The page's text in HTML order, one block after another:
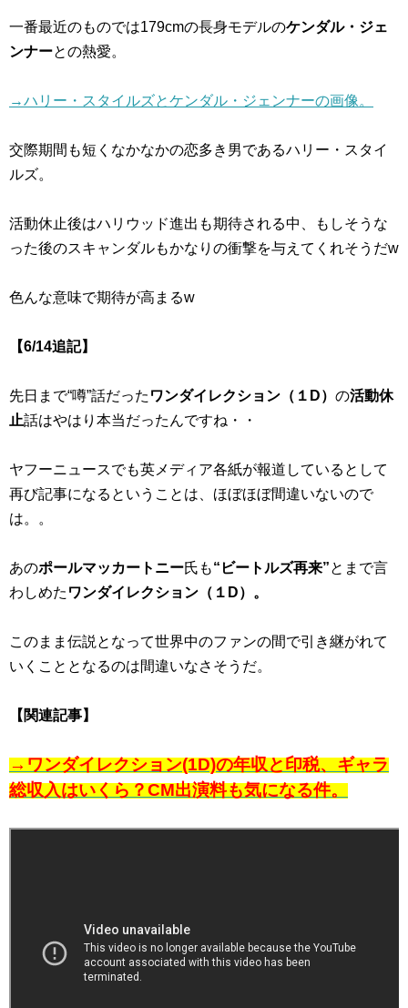
一番最近のものでは179cmの長身モデルのケンダル・ジェ
ンナーとの熱愛。
→ハリー・スタイルズとケンダル・ジェンナーの画像。
交際期間も短くなかなかの恋多き男であるハリー・スタイ
ルズ。
活動休止後はハリウッド進出も期待される中、もしそうな
った後のスキャンダルもかなりの衝撃を与えてくれそうだw
色んな意味で期待が高まるw
【6/14追記】
先日まで“噂”話だった ワンダイレクション（１D） の活動休
止話はやはり本当だったんですね・・
ヤフーニュースでも英メディア各紙が報道しているとして
再び記事になるということは、ほぼほぼ間違いないので
は。。
あのポールマッカートニー氏も“ビートルズ再来”とまで言
わしめた ワンダイレクション（１D）。
このまま伝説となって世界中のファンの間で引き継がれて
いくこととなるのは間違いなさそうだ。
【関連記事】
→ワンダイレクション(1D)の年収と印税、ギャラ
総収入はいくら？CM出演料も気になる件。